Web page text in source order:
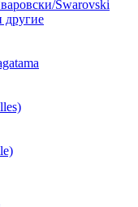
Swarovski